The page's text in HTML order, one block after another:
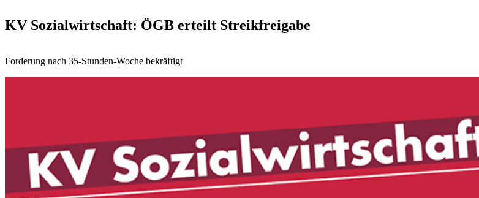
KV Sozialwirtschaft: ÖGB erteilt Streikfreigabe
Forderung nach 35-Stunden-Woche bekräftigt